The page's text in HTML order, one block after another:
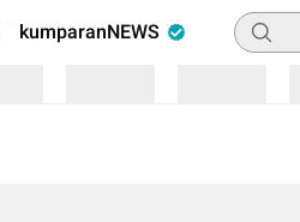
kumparanNEWS